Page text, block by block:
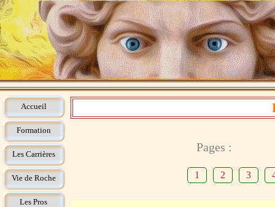
Accueil
Formation
Les Carrières
Vie de Roche
Les Pros
Pages :
1 2 3